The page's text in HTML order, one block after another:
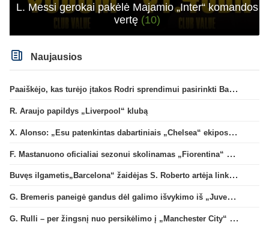
L. Messi gerokai pakėlė Majamio „Inter“ komandos
vertę (10)
Naujausios
Paaiškėjo, kas turėjo įtakos Rodri sprendimui pasirinkti Barselonos pusę
R. Araujo papildys „Liverpool“ klubą
X. Alonso: „Esu patenkintas dabartiniais „Chelsea“ ekipos vartininkais“
F. Mastanuono oficialiai sezonui skolinamas „Fiorentina“ ekipai
Buvęs ilgametis„Barcelona“ žaidėjas S. Roberto artėja link persikėlimo į MLS
G. Bremeris paneigė gandus dėl galimo išvykimo iš „Juventus“ klubo
G. Rulli – per žingsnį nuo persikėlimo į „Manchester City“ klubą